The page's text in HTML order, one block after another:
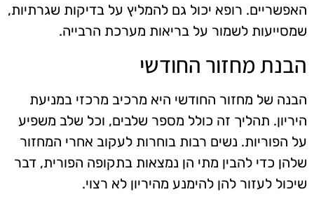
האפשריים. רופא יכול גם להמליץ על בדיקות שגרתיות,
שמסייעות לשמור על בריאות מערכת הרבייה.
הבנת מחזור החודשי
הבנה של מחזור החודשי היא מרכיב מרכזי במניעת
היריון. תהליך זה כולל מספר שלבים, וכל שלב משפיע
על הפוריות. נשים רבות בוחרות לעקוב אחרי המחזור
שלהן כדי להבין מתי הן נמצאות בתקופה הפורית, דבר
שיכול לעזור להן להימנע מהיריון לא רצוי.